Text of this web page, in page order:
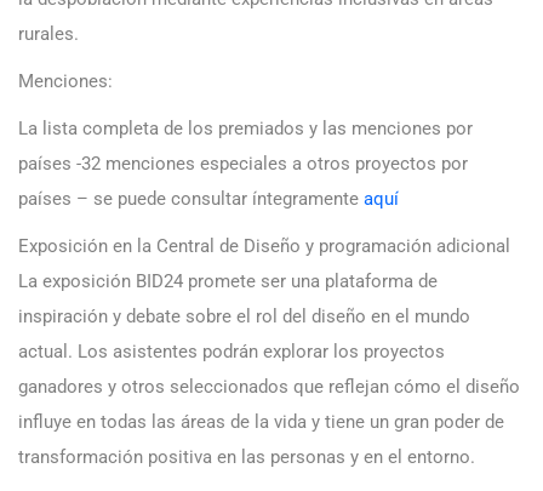
rurales.
Menciones:
La lista completa de los premiados y las menciones por
países -32 menciones especiales a otros proyectos por
países – se puede consultar íntegramente aquí
Exposición en la Central de Diseño y programación adicional
La exposición BID24 promete ser una plataforma de
inspiración y debate sobre el rol del diseño en el mundo
actual. Los asistentes podrán explorar los proyectos
ganadores y otros seleccionados que reflejan cómo el diseño
influye en todas las áreas de la vida y tiene un gran poder de
transformación positiva en las personas y en el entorno.